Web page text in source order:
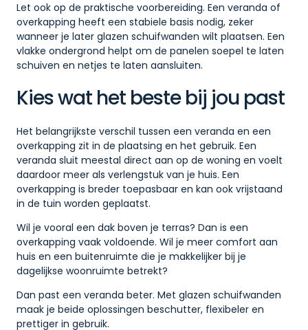
Let ook op de praktische voorbereiding. Een veranda of
overkapping heeft een stabiele basis nodig, zeker
wanneer je later glazen schuifwanden wilt plaatsen. Een
vlakke ondergrond helpt om de panelen soepel te laten
schuiven en netjes te laten aansluiten.
Kies wat het beste bij jou past
Het belangrijkste verschil tussen een veranda en een
overkapping zit in de plaatsing en het gebruik. Een
veranda sluit meestal direct aan op de woning en voelt
daardoor meer als verlengstuk van je huis. Een
overkapping is breder toepasbaar en kan ook vrijstaand
in de tuin worden geplaatst.
Wil je vooral een dak boven je terras? Dan is een
overkapping vaak voldoende. Wil je meer comfort aan
huis en een buitenruimte die je makkelijker bij je
dagelijkse woonruimte betrekt?
Dan past een veranda beter. Met glazen schuifwanden
maak je beide oplossingen beschutter, flexibeler en
prettiger in gebruik.